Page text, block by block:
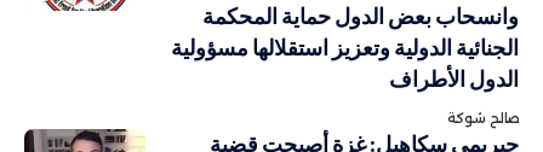
وانسحاب بعض الدول حماية المحكمة
الجنائية الدولية وتعزيز استقلالها مسؤولية
الدول الأطراف
صالح شوكة
جيريمي سكاهيل: غزة أصبحت قضية